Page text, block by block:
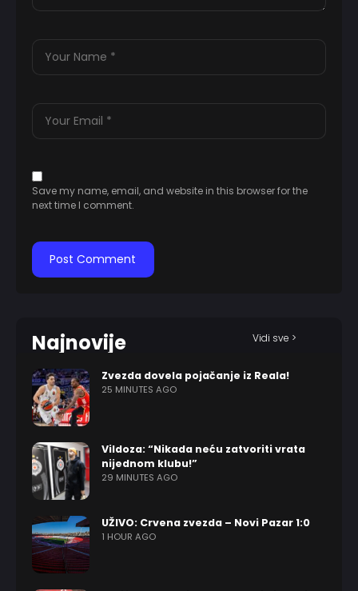
Save my name, email, and website in this browser for the
next time I comment.
Najnovije Vidi sve >
Zvezda dovela pojačanje iz Reala!
25 MINUTES AGO
Vildoza: “Nikada neću zatvoriti vrata
nijednom klubu!”
29 MINUTES AGO
UŽIVO: Crvena zvezda – Novi Pazar 1:0
1 HOUR AGO